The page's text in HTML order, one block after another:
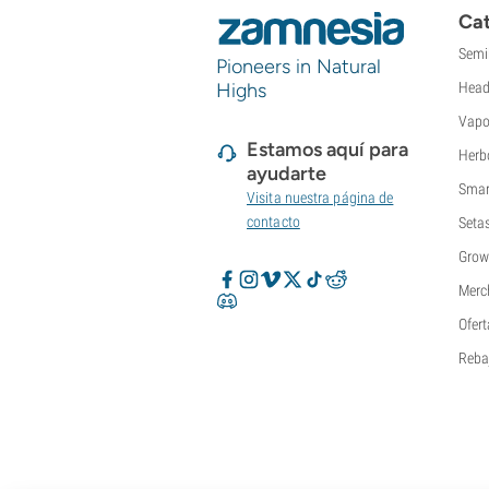
Super Strains
Sweet Seeds
TICAL
Top Tao Seeds
Vision Seeds
White Label
Bancos de semillas
Pioneers in Natural
Highs
Estamos aquí para
ayudarte
Visita nuestra página de
contacto